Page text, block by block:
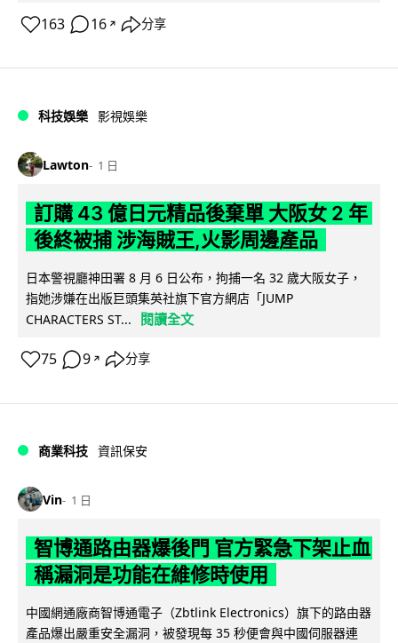
163 16 ↗ 分享
科技娛樂 影視娛樂
Lawton 1 日
訂購 43 億日元精品後棄單 大阪女 2 年
後終被捕 涉海賊王,火影周邊產品
日本警視廳神田署 8 月 6 日公布，拘捕一名 32 歲大阪女子，
指她涉嫌在出版巨頭集英社旗下官方網店「JUMP
CHARACTERS ST...
閱讀全文
75 9 ↗ 分享
商業科技 資訊保安
Vin 1 日
智博通路由器爆後門 官方緊急下架止血
稱漏洞是功能在維修時使用
中國網通廠商智博通電子（Zbtlink Electronics）旗下的路由器
產品爆出嚴重安全漏洞，被發現每 35 秒便會與中國伺服器連